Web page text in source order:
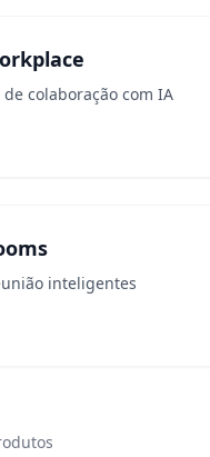
colaboração com IA
inteligentes